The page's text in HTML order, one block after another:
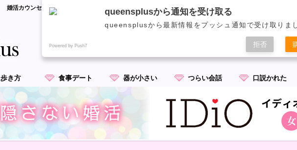
婚活カウンセラーが語る-出会い・マッチングアプリ成功のための恋愛術と秘訣|クイプラ
クイーンズプラス（クイプ
歩き方 食事デート 器が小さい つらい会話 口説かれた
queensplusから通知を受け取る
queensplusから最新情報をプッシュ通知で受け取りま
Powered by Push7 拒否